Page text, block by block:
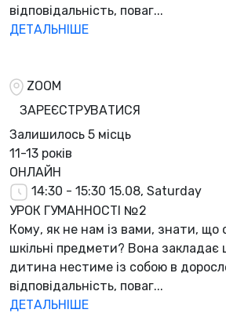
відповідальність, поваг...
ДЕТАЛЬНІШЕ
ZOOM
ЗАРЕЄСТРУВАТИСЯ
Залишилось 5 місць
11-13 років
ОНЛАЙН
14:30 - 15:30 15.08, Saturday
УРОК ГУМАННОСТІ №2
Кому, як не нам із вами, знати, що
шкільні предмети? Вона закладає
дитина нестиме із собою в
відповідальність, поваг...
ДЕТАЛЬНІШЕ